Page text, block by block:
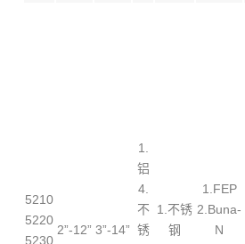
5210
5220
5230
2”-12” 3”-14”
1.
铝
4.
不
锈
1.不锈
钢
1.FEP
2.Buna-
N